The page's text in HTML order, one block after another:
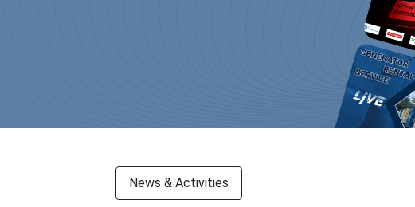
News & Activities